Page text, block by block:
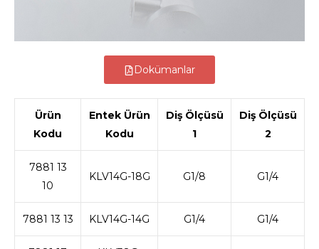
Dokümanlar
Ürün
Kodu
Entek Ürün
Kodu
Diş Ölçüsü
1
Diş Ölçüsü
2
7881 13
10
KLV14G-18G G1/8 G1/4
7881 13 13 KLV14G-14G G1/4 G1/4